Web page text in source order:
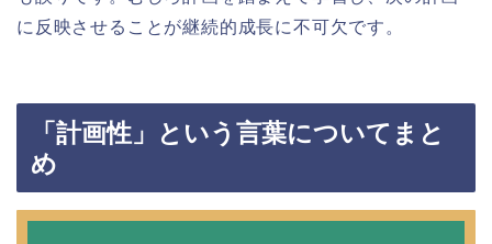
に反映させることが継続的成長に不可欠です。
「計画性」という言葉についてまと
め